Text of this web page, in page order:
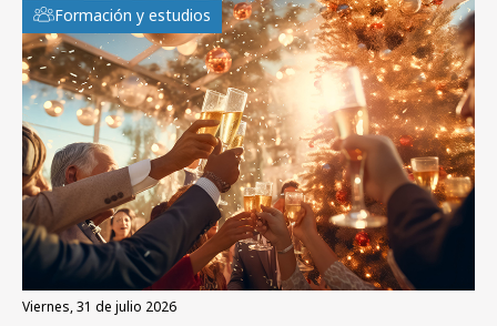
Formación y estudios
viernes, 31 de julio 2026